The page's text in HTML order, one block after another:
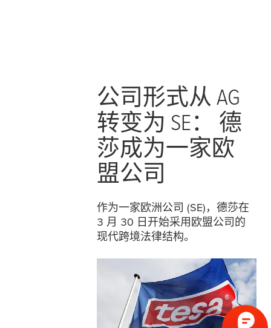
公司形式从 AG
转变为 SE： 德
莎成为一家欧
盟公司
作为一家欧洲公司 (SE)，德莎在
3 月 30 日开始采用欧盟公司的
现代跨境法律结构。